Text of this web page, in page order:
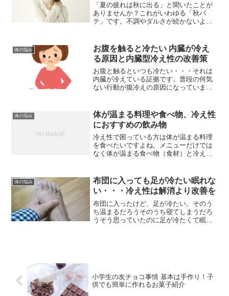
「夏の疲れは秋に出る」と聞いたことが
ありませんか？これがいわゆる「秋バ
テ」です。不調やダルさが続かないよう
す。
体の悩み
お腹を触ると冷たい 内臓が冷え
る原因と内臓型冷え性の改善策
お腹と触るといつも冷たい・・・それは
内臓が冷えている証拠です。普段の何気
ない行動が腹冷えの原因になっています
しましょう。
体の悩み
体が温まる料理や食べ物、冷え性
におすすめの飲み物
冷え性で困っている方は体が温まる料理
を食べたいですよね。メニューだけでは
なく体が温まる食べ物（食材）と冷え性
体の悩み
布団に入っても足が冷たい眠れな
い・・・冷え性は解消より改善を
布団に入ったけど、足が冷たい。そのう
ち温まるだろうそのうち寝てしまうだろ
うそう思っていたのに足が冷たくて眠れ
小学生の友チョコ事情 基本は手作り！子
供でも簡単に作れるお菓子紹介